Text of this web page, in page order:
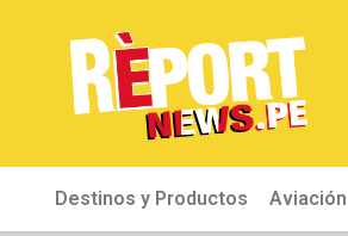
Destinos y Productos Aviación